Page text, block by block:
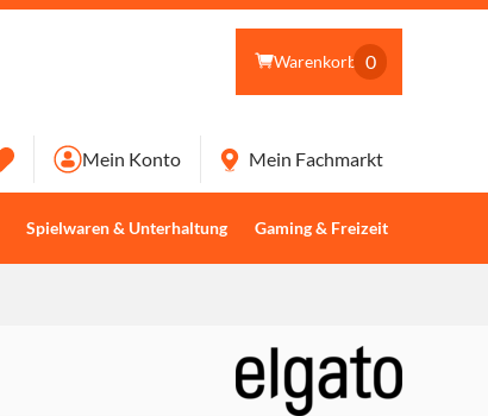
Warenkorb 0
Spielwaren & Unterhaltung Gaming & Freizeit
Mein Konto Mein Fachmarkt